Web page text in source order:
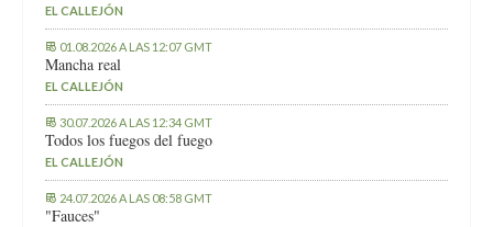
EL CALLEJÓN
01.08.2026 A LAS 12:07 GMT
Mancha real
EL CALLEJÓN
30.07.2026 A LAS 12:34 GMT
Todos los fuegos del fuego
EL CALLEJÓN
24.07.2026 A LAS 08:58 GMT
"Fauces"